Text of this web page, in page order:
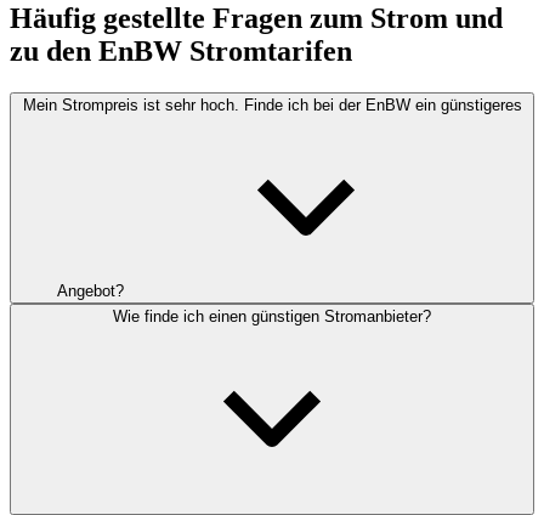
Häufig gestellte Fragen zum Strom und
zu den EnBW Stromtarifen
Mein Strompreis ist sehr hoch. Finde ich bei der EnBW ein günstigeres
Angebot?
Wie finde ich einen günstigen Stromanbieter?